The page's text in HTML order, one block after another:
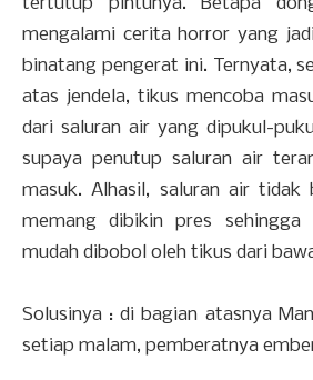
mengalami cerita horror yang
binatang pengerat ini. Ternyata,
atas jendela, tikus mencoba
dari saluran air yang dipukul-
supaya penutup saluran air
masuk. Alhasil, saluran air tidak
memang dibikin pres sehingga
mudah dibobol oleh tikus dari
Solusinya : di bagian atasnya
setiap malam, pemberatnya